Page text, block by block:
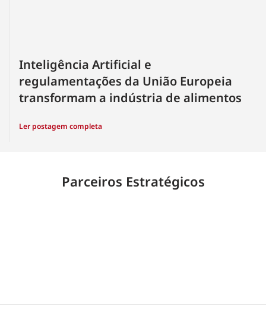
Inteligência Artificial e
regulamentações da União Europeia
transformam a indústria de alimentos
Ler postagem completa
Parceiros Estratégicos